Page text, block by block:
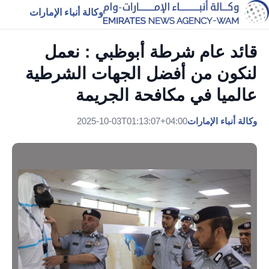
وكالة أنباء الإمارات
قائد عام شرطة أبوظبي : نعمل
لنكون من أفضل الجهات الشرطية
عالميا في مكافحة الجريمة
وكالة أنباء الإمارات2025-10-03T01:13:07+04:00